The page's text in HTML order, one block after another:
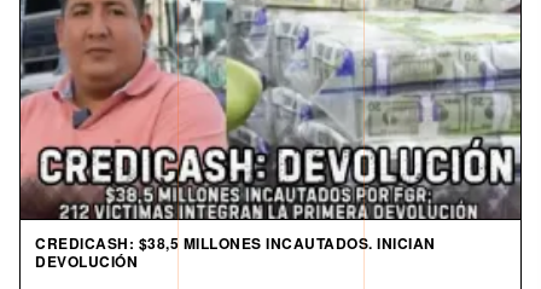
CREDICASH: $38,5 MILLONES INCAUTADOS. INICIAN
DEVOLUCIÓN